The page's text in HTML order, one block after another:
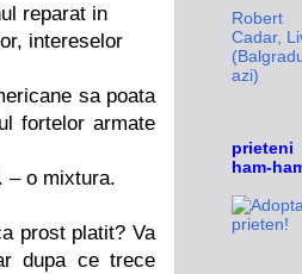
reparat in
intereselor
ne sa poata
fortelor armate
– o mixtura.
prost platit? Va
dupa ce trece
Robert
Cadar,
azi)
prieteni
ham-